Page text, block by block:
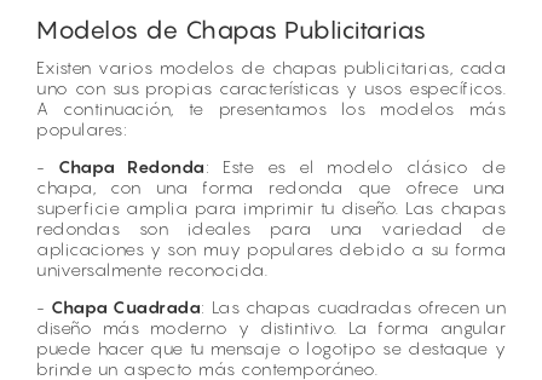
Modelos de Chapas Publicitarias
Existen varios modelos de chapas publicitarias, cada
uno con sus propias características y usos específicos.
A continuación, te presentamos los modelos más
populares:
- Chapa Redonda: Este es el modelo clásico de
chapa, con una forma redonda que ofrece una
superficie amplia para imprimir tu diseño. Las chapas
redondas son ideales para una variedad de
aplicaciones y son muy populares debido a su forma
universalmente reconocida.
- Chapa Cuadrada: Las chapas cuadradas ofrecen un
diseño más moderno y distintivo. La forma angular
puede hacer que tu mensaje o logotipo se destaque y
brinde un aspecto más contemporáneo.